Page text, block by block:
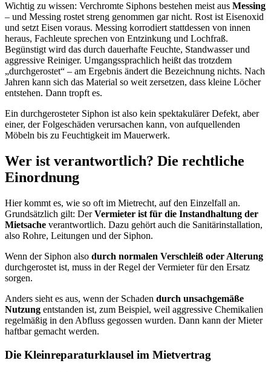
Wichtig zu wissen: Verchromte Siphons bestehen meist aus Messing
– und Messing rostet streng genommen gar nicht. Rost ist Eisenoxid
und setzt Eisen voraus. Messing korrodiert stattdessen von innen
heraus, Fachleute sprechen von Entzinkung und Lochfraß.
Begünstigt wird das durch dauerhafte Feuchte, Standwasser und
aggressive Reiniger. Umgangssprachlich heißt das trotzdem
„durchgerostet“ – am Ergebnis ändert die Bezeichnung nichts. Nach
Jahren kann sich das Material so weit zersetzen, dass kleine Löcher
entstehen. Dann tropft es.
Ein durchgerosteter Siphon ist also kein spektakulärer Defekt, aber
einer, der Folgeschäden verursachen kann, von aufquellenden
Möbeln bis zu Feuchtigkeit im Mauerwerk.
Wer ist verantwortlich? Die rechtliche
Einordnung
Hier kommt es, wie so oft im Mietrecht, auf den Einzelfall an.
Grundsätzlich gilt: DerVermieter ist für die Instandhaltung der
Mietsache verantwortlich. Dazu gehört auch die Sanitärinstallation,
also Rohre, Leitungen und der Siphon.
Wenn der Siphon also durch normalen Verschleiß oder Alterung
durchgerostet ist, muss in der Regel der Vermieter für den Ersatz
sorgen.
Anders sieht es aus, wenn der Schaden durch unsachgemäße
Nutzung entstanden ist, zum Beispiel, weil aggressive Chemikalien
regelmäßig in den Abfluss gegossen wurden. Dann kann der Mieter
haftbar gemacht werden.
Die Kleinreparaturklausel im Mietvertrag